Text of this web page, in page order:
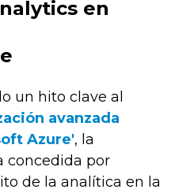
en
un hito clave al
avanzada
Azure', la
concedida por
de la analítica en la